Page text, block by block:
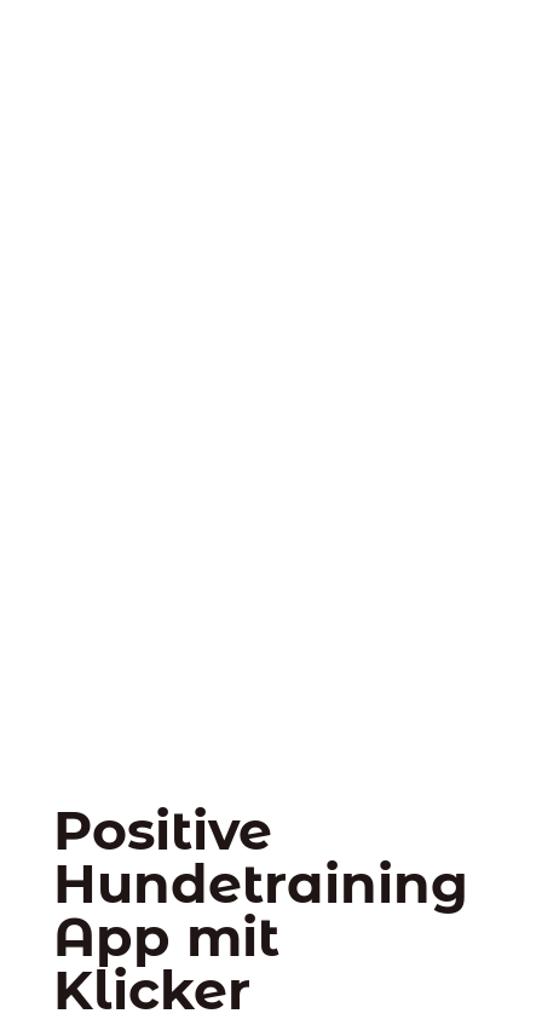
Positive
Hundetraining
App mit
Klicker